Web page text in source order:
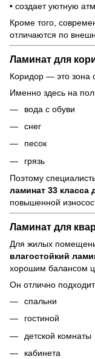
• создает уютную
Кроме того,
отличаются по
Ламинат для
Коридор — это зона
Именно здесь на
вода с обуви
снег
песок
грязь
Поэтому
ламинат 33 класса
повышенной
Ламинат для
Для жилых
влагостойкий
хорошим балансом
Он отлично
спальни
гостиной
детской комнаты
кабинета